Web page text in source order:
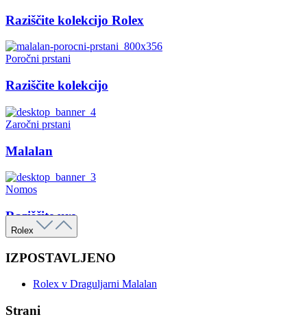
Raziščite kolekcijo Rolex
Poročni prstani
Raziščite kolekcijo
Zaročni prstani
Malalan
Nomos
Raziščite ure
Rolex
IZPOSTAVLJENO
Rolex v Draguljarni Malalan
Strani